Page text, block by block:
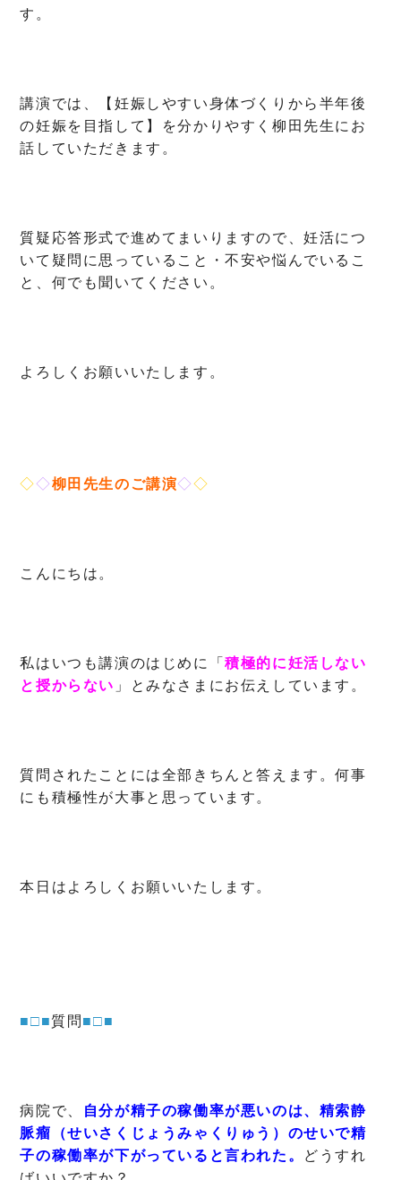
す。
講演では、【妊娠しやすい身体づくりから半年後
の妊娠を目指して】を分かりやすく柳田先生にお
話していただきます。
質疑応答形式で進めてまいりますので、妊活につ
いて疑問に思っていること・不安や悩んでいるこ
と、何でも聞いてください。
よろしくお願いいたします。
◇◇柳田先生のご講演◇◇
こんにちは。
私はいつも講演のはじめに「積極的に妊活しない
と授からない 」とみなさまにお伝えしています。
質問されたことには全部きちんと答えます。何事
にも積極性が大事と思っています。
本日はよろしくお願いいたします。
■□■質問 ■□■
病院で、
自分が精子の稼働率が悪いのは、精索静
脈瘤（せいさくじょうみゃくりゅう）のせいで精
子の稼働率が下がっていると言われた。
どうすれ